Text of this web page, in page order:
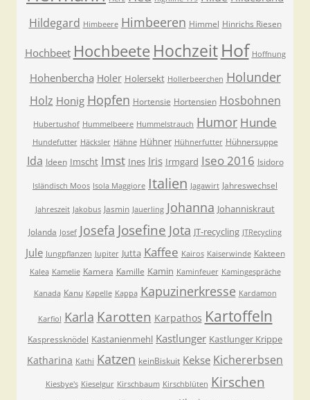
Hildegard Himbeere Himbeeren Himmel Hinrichs Riesen
Hochbeet Hochbeete Hochzeit Hof Hoffnung
Hohenbercha Holer Holersekt Hollerbeerchen Holunder
Holz Honig Hopfen Hortensie Hortensien Hosbohnen
Hubertushof Hummelbeere Hummelstrauch Humor Hunde
Hundefutter Häcksler Hähne Hühner Hühnerfutter Hühnersuppe
Ida Ideen Imscht Imst Ines Iris Irmgard Iseo 2016 Isidoro
Isländisch Moos Isola Maggiore Italien Jagawirt Jahreswechsel
Jahreszeit Jakobus Jasmin Jauerling Johanna Johanniskraut
Jolanda Josef Josefa Josefine Jota JT-recycling JTRecycling
Jule Jungpflanzen Jupiter Jutta Kaffee Kairos Kaiserwinde Kakteen
Kalea Kamelie Kamera Kamille Kamin Kaminfeuer Kamingespräche
Kanada Kanu Kapelle Kappa Kapuzinerkresse Kardamon
Karfiol Karla Karotten Karpathos Kartoffeln
Kaspressknödel Kastanienmehl Kastlunger Kastlunger Krippe
Katharina Kathi Katzen keinBiskuit Kekse Kichererbsen
Kiesbye's Kieselgur Kirschbaum Kirschblüten Kirschen